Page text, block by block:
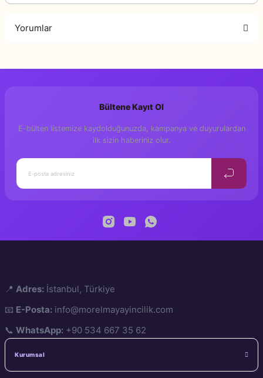
Yorumlar
Yorum Yaz
Bültene Kayıt Ol
E-bülten listemize kaydolduğunuzda, kampanya ve duyurulardan
ilk sizin haberiniz olur.
📍 Adres: İstanbul, Türkiye
📧 E-Posta: info@morelmayayincilik.com
📞 WhatsApp: +90 534 667 35 62
Kurumsal